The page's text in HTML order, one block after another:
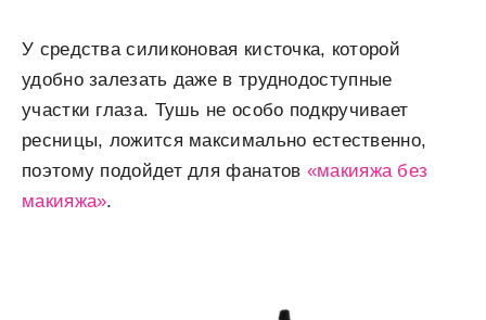
У средства силиконовая кисточка, которой
удобно залезать даже в труднодоступные
участки глаза. Тушь не особо подкручивает
ресницы, ложится максимально естественно,
поэтому подойдет для фанатов «макияжа без
макияжа».